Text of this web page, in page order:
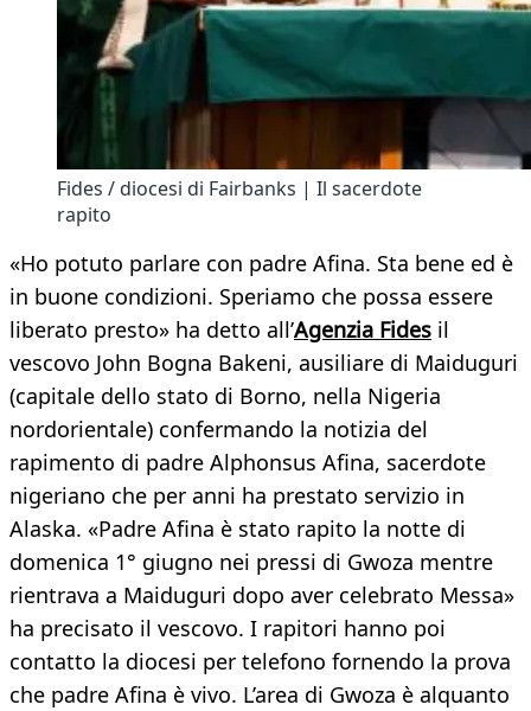
Fides / diocesi di Fairbanks | Il sacerdote
rapito
«Ho potuto parlare con padre Afina. Sta bene ed è
in buone condizioni. Speriamo che possa essere
liberato presto» ha detto all’Agenzia Fides il
vescovo John Bogna Bakeni, ausiliare di Maiduguri
(capitale dello stato di Borno, nella Nigeria
nordorientale) confermando la notizia del
rapimento di padre Alphonsus Afina, sacerdote
nigeriano che per anni ha prestato servizio in
Alaska. «Padre Afina è stato rapito la notte di
domenica 1° giugno nei pressi di Gwoza mentre
rientrava a Maiduguri dopo aver celebrato Messa»
ha precisato il vescovo. I rapitori hanno poi
contatto la diocesi per telefono fornendo la prova
che padre Afina è vivo. L’area di Gwoza è alquanto